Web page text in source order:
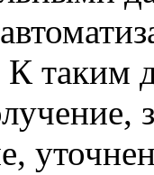
К таким